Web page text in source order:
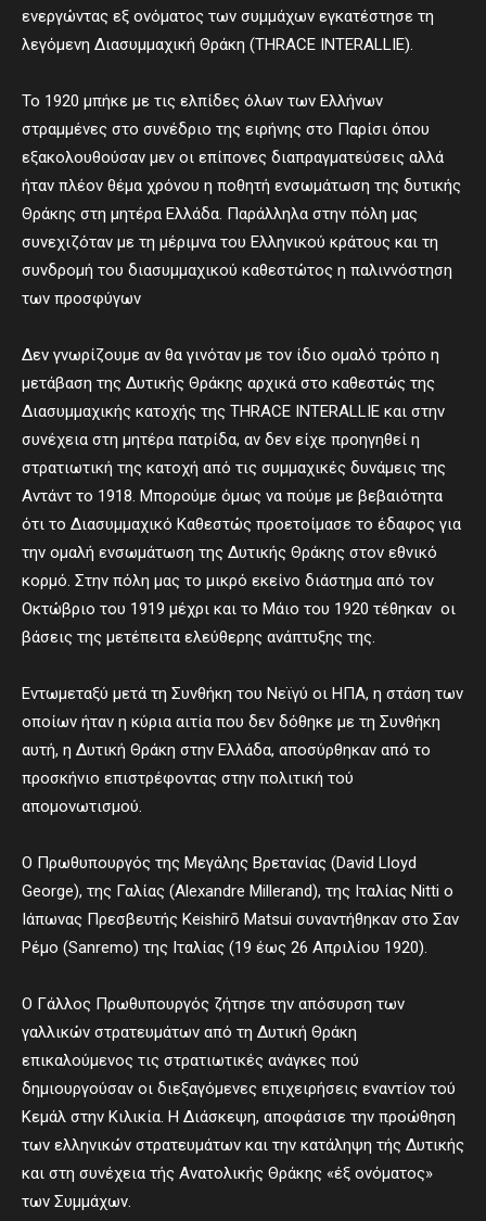
ενεργώντας εξ ονόματος των συμμάχων εγκατέστησε τη
λεγόμενη Διασυμμαχική Θράκη (THRACE INTERALLIE).
Το 1920 μπήκε με τις ελπίδες όλων των Ελλήνων
στραμμένες στο συνέδριο της ειρήνης στο Παρίσι όπου
εξακολουθούσαν μεν οι επίπονες διαπραγματεύσεις αλλά
ήταν πλέον θέμα χρόνου η ποθητή ενσωμάτωση της δυτικής
Θράκης στη μητέρα Ελλάδα. Παράλληλα στην πόλη μας
συνεχιζόταν με τη μέριμνα του Ελληνικού κράτους και τη
συνδρομή του διασυμμαχικού καθεστώτος η παλιννόστηση
των προσφύγων
Δεν γνωρίζουμε αν θα γινόταν με τον ίδιο ομαλό τρόπο η
μετάβαση της Δυτικής Θράκης αρχικά στο καθεστώς της
Διασυμμαχικής κατοχής της THRACE INTERALLIE και στην
συνέχεια στη μητέρα πατρίδα, αν δεν είχε προηγηθεί η
στρατιωτική της κατοχή από τις συμμαχικές δυνάμεις της
Αντάντ το 1918. Μπορούμε όμως να πούμε με βεβαιότητα
ότι το Διασυμμαχικό Καθεστώς προετοίμασε το έδαφος για
την ομαλή ενσωμάτωση της Δυτικής Θράκης στον εθνικό
κορμό. Στην πόλη μας το μικρό εκείνο διάστημα από τον
Οκτώβριο του 1919 μέχρι και το Μάιο του 1920 τέθηκαν οι
βάσεις της μετέπειτα ελεύθερης ανάπτυξης της.
Εντωμεταξύ μετά τη Συνθήκη του Νεϊγύ οι ΗΠΑ, η στάση των
οποίων ήταν η κύρια αιτία που δεν δόθηκε με τη Συνθήκη
αυτή, η Δυτική Θράκη στην Ελλάδα, αποσύρθηκαν από το
προσκήνιο επιστρέφοντας στην πολιτική τού
απομονωτισμού.
Ο Πρωθυπουργός της Μεγάλης Βρετανίας (David Lloyd
George), της Γαλίας (Alexandre Millerand), της Ιταλίας Nitti ο
Ιάπωνας Πρεσβευτής Keishirō Matsui συναντήθηκαν στο Σαν
Ρέμο (Sanremo) της Ιταλίας (19 έως 26 Απριλίου 1920).
Ο Γάλλος Πρωθυπουργός ζήτησε την απόσυρση των
γαλλικών στρατευμάτων από τη Δυτική Θράκη
επικαλούμενος τις στρατιωτικές ανάγκες πού
δημιουργούσαν οι διεξαγόμενες επιχειρήσεις εναντίον τού
Κεμάλ στην Κιλικία. Η Διάσκεψη, αποφάσισε την προώθηση
των ελληνικών στρατευμάτων και την κατάληψη τής Δυτικής
και στη συνέχεια τής Ανατολικής Θράκης «έξ ονόματος»
των Συμμάχων.